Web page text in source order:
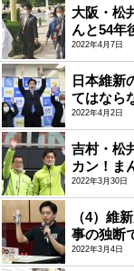
大阪・松
んと54年
2022年4月7日
日本維新
てはなら
2022年4月2日
吉村・松
カン！ま
2022年3月30日
（4）維
事の独断
2022年3月4日